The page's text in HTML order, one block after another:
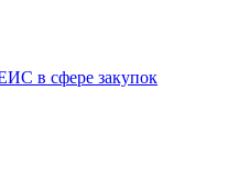
в сфере закупок